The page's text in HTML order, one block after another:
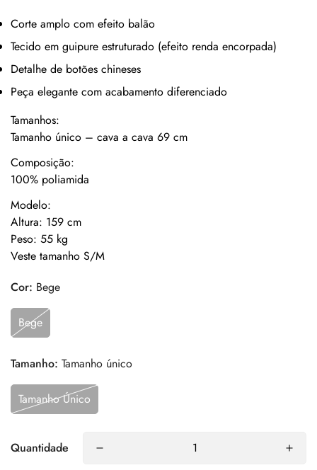
Corte amplo com efeito balão
Tecido em guipure estruturado (efeito renda encorpada)
Detalhe de botões chineses
Peça elegante com acabamento diferenciado
Tamanhos:
Tamanho único – cava a cava 69 cm
Composição:
100% poliamida
Modelo:
Altura: 159 cm
Peso: 55 kg
Veste tamanho S/M
Cor: Bege
Bege
Tamanho: Tamanho único
Tamanho Único
Quantidade